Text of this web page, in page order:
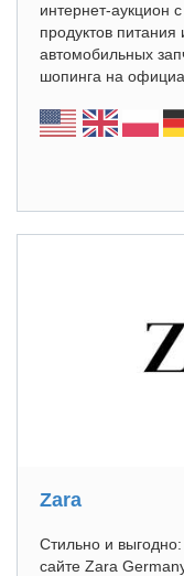
интернет-аукцион
продуктов
автомобильных
шопинга на
Zara
Стильно и
сайте Zara